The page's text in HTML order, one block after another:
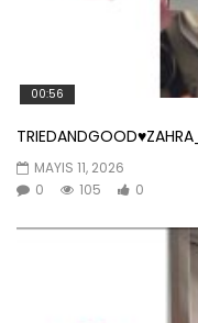
00:56
MAYIS 11, 2026
0
105 0